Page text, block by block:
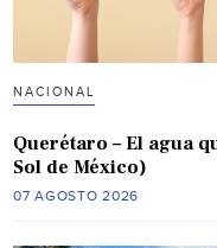
NACIONAL
Querétaro – El agua
Sol de México)
07 AGOSTO 2026